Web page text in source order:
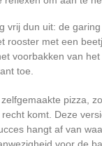
vrij dun uit: de
rooster met een
voorbakken van
toe.
pizza,
komt. Deze
hangt af van